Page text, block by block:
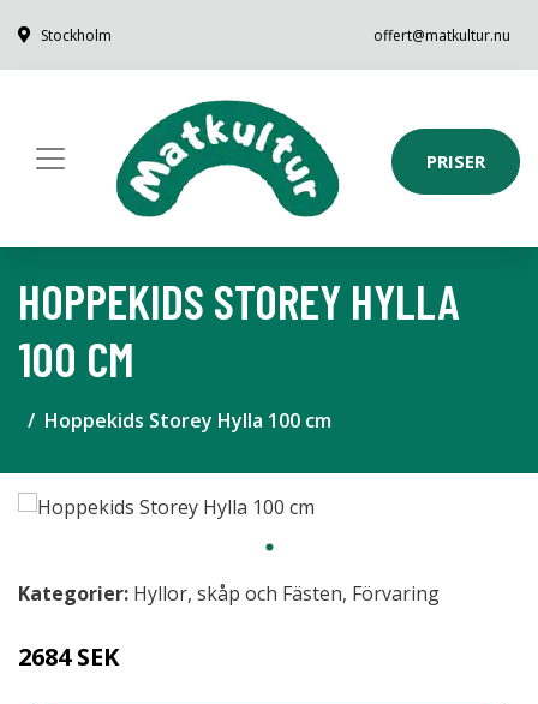
Stockholm offert@matkultur.nu
PRISER
HOPPEKIDS STOREY HYLLA
100 CM
Hoppekids Storey Hylla 100 cm
Kategorier: Hyllor, skåp och Fästen, Förvaring
2684 SEK